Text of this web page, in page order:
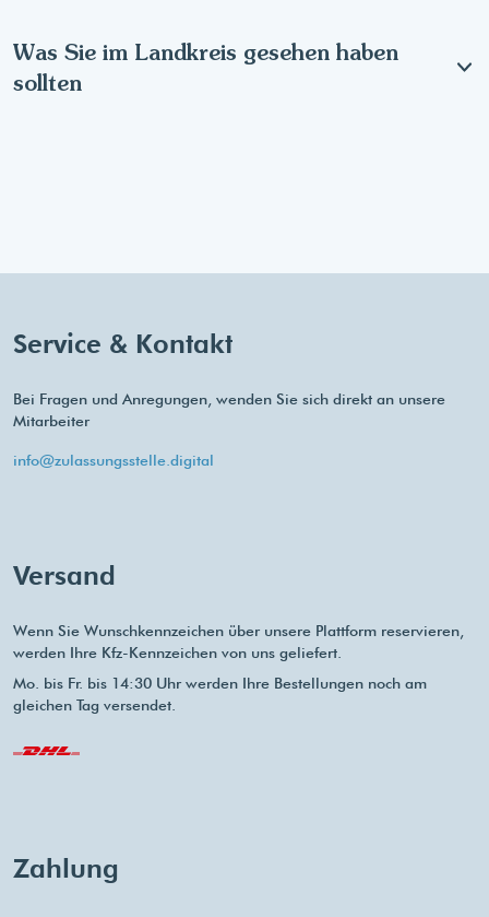
Was Sie im Landkreis gesehen haben
sollten
Service & Kontakt
Bei Fragen und Anregungen, wenden Sie sich direkt an unsere
Mitarbeiter
info@zulassungsstelle.digital
Versand
Wenn Sie Wunschkennzeichen über unsere Plattform reservieren,
werden Ihre Kfz-Kennzeichen von uns geliefert.
Mo. bis Fr. bis 14:30 Uhr werden Ihre Bestellungen noch am
gleichen Tag versendet.
Zahlung